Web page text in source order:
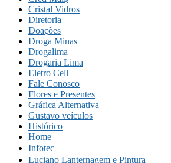
Cristal Vidros
Diretoria
Doações
Droga Minas
Drogalima
Drogaria Lima
Eletro Cell
Fale Conosco
Flores e Presentes
Gráfica Alternativa
Gustavo veículos
Histórico
Home
Infotec
Luciano Lanternagem e Pintura